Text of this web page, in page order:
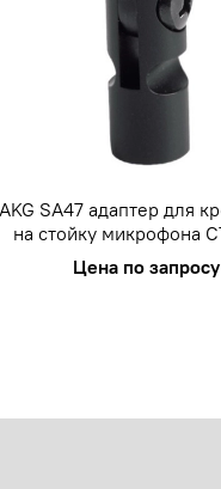
AKG SA47 адаптер для
на стойку микрофона
Цена по запросу